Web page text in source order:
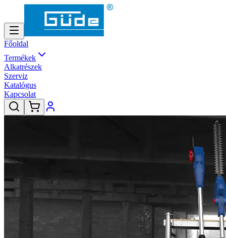
Főoldal
Termékek
Alkatrészek
Szerviz
Katalógus
Kapcsolat